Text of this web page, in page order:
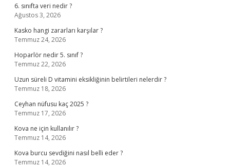
6. sınıfta veri nedir ?
Ağustos 3, 2026
Kasko hangi zararları karşılar ?
Temmuz 24, 2026
Hoparlör nedir 5. sınıf ?
Temmuz 22, 2026
Uzun süreli D vitamini eksikliğinin belirtileri nelerdir ?
Temmuz 18, 2026
Ceyhan nüfusu kaç 2025 ?
Temmuz 17, 2026
Kova ne için kullanılır ?
Temmuz 14, 2026
Kova burcu sevdiğini nasıl belli eder ?
Temmuz 14, 2026